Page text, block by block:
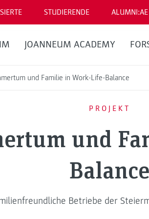
STUDIERENDE ALUMNI:AE
JOANNEUM ACADEMY
und Familie in Work-Life-Balance
PROJEKT
und
Balance
Betriebe der